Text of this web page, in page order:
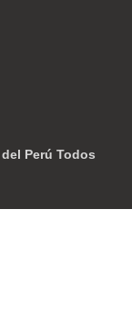
Perú Todos